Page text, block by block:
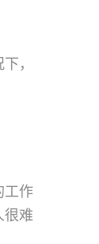
，
工作
很难